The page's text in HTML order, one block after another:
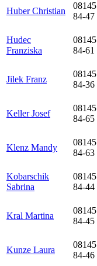
Huber Christian
08145
84-47
Hudec
Franziska
08145
84-61
Jilek Franz
08145
84-36
Keller Josef
08145
84-65
Klenz Mandy
08145
84-63
Kobarschik
Sabrina
08145
84-44
Kral Martina
08145
84-45
Kunze Laura
08145
84-46